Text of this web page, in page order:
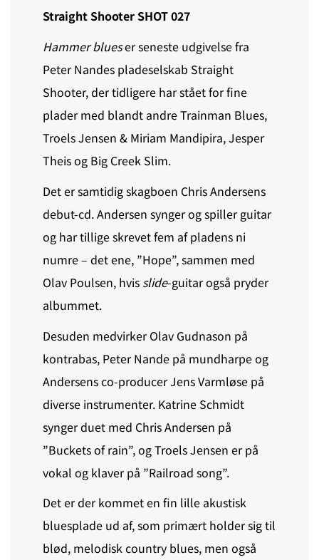
Straight Shooter SHOT 027
Hammer blueser seneste udgivelse fra
Peter Nandes pladeselskab Straight
Shooter, der tidligere har stået for fine
plader med blandt andre Trainman Blues,
Troels Jensen & Miriam Mandipira, Jesper
Theis og Big Creek Slim.
Det er samtidig skagboen Chris Andersens
debut-cd. Andersen synger og spiller guitar
og har tillige skrevet fem af pladens ni
numre – det ene, ”Hope”, sammen med
Olav Poulsen, hvis slide-guitar også pryder
albummet.
Desuden medvirker Olav Gudnason på
kontrabas, Peter Nande på mundharpe og
Andersens co-producer Jens Varmløse på
diverse instrumenter. Katrine Schmidt
synger duet med Chris Andersen på
”Buckets of rain”, og Troels Jensen er på
vokal og klaver på ”Railroad song”.
Det er der kommet en fin lille akustisk
bluesplade ud af, som primært holder sig til
blød, melodisk country blues, men også